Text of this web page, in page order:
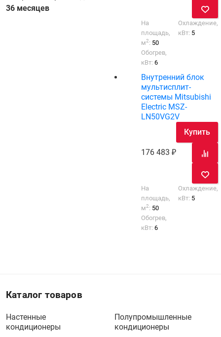
36 месяцев
На
площадь,
м2: 50
Охлаждение,
кВт: 5
Обогрев,
кВт:6
Внутренний блок
мультисплит-
системы Mitsubishi
Electric MSZ-
LN50VG2V
176 483
Купить
На
площадь,
м2: 50
Охлаждение,
кВт: 5
Обогрев,
кВт:6
Каталог товаров
Настенные
кондиционеры
Полупромышленные
кондиционеры